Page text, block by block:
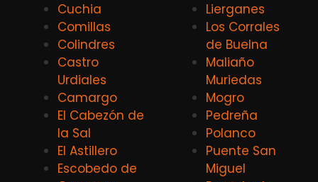
Cuchia
Comillas
Colindres
Castro
Urdiales
Camargo
El Cabezón de
la Sal
El Astillero
Escobedo de
Lierganes
Los Corrales
de Buelna
Maliaño
Muriedas
Mogro
Pedreña
Polanco
Puente San
Miguel